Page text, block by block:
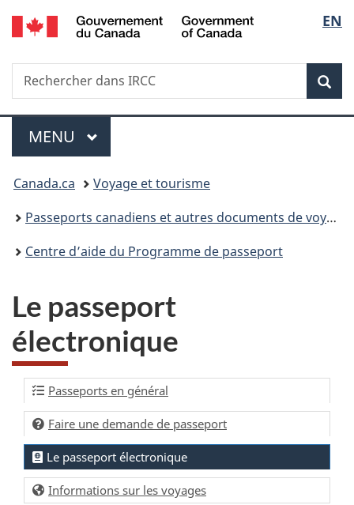
Passer
au
Passer
à
du
Passer
à
simplifiée
de
la
EN
Recherche
Rechercher
dans
Menu
MENU PRINCIPAL
Vous
êtes
ici :
Canada.ca
Voyage et tourisme
Passeports canadiens et autres documents de voyage
Centre d’aide du Programme de passeport
Le passeport
électronique
Passeports en général
Faire une demande de passeport
Le passeport électronique
Informations sur les voyages